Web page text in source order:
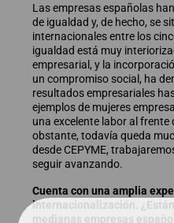
Las empresas españolas
de igualdad y, de hecho, se
internacionales entre los
igualdad está muy
empresarial, y la
un compromiso social, ha
resultados empresariales
ejemplos de mujeres
una excelente labor al frente
obstante, todavía queda
desde CEPYME,
seguir avanzando.
Cuenta con una amplia
internacionalización.
medianas empresas